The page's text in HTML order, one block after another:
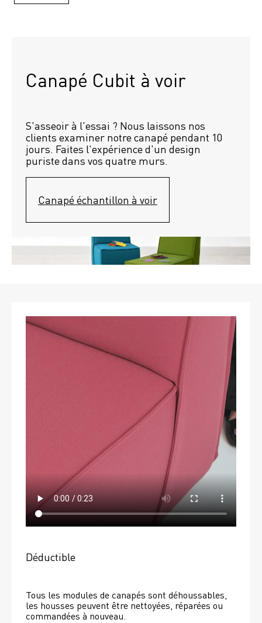
Canapé Cubit à voir
S'asseoir à l'essai ? Nous laissons nos
clients examiner notre canapé pendant 10
jours. Faites l'expérience d'un design
puriste dans vos quatre murs.
Canapé échantillon à voir
Déductible
Tous les modules de canapés sont déhoussables,
les housses peuvent être nettoyées, réparées ou
commandées à nouveau.